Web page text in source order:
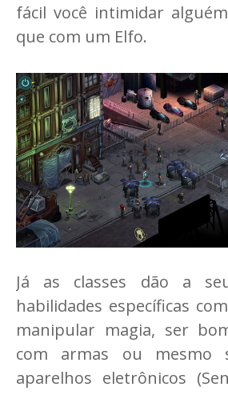
fácil você intimidar
que com um Elfo.
Já as classes dão a
habilidades específicas
manipular magia, ser
com armas ou mesmo
aparelhos eletrônicos